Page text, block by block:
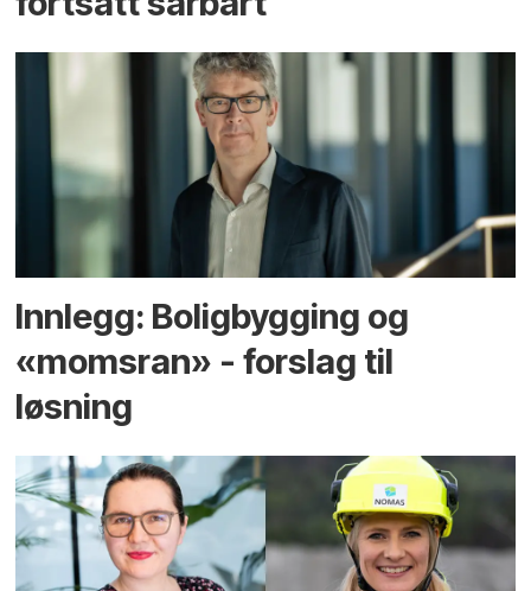
Innlegg: Boligbygging og
«momsran» - forslag til
løsning